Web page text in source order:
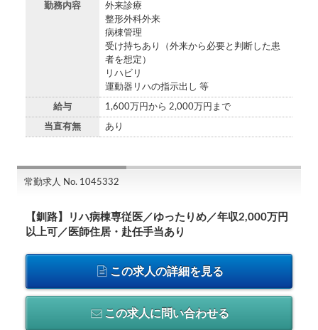
勤務内容
外来診療
整形外科外来
病棟管理
受け持ちあり（外来から必要と判断した患
者を想定）
リハビリ
運動器リハの指示出し 等
給与 1,600万円から 2,000万円まで
当直有無 あり
常勤求人 No. 1045332
【釧路】リハ病棟専従医／ゆったりめ／年収2,000万円
以上可／医師住居・赴任手当あり
この求人の詳細を見る
この求人に問い合わせる